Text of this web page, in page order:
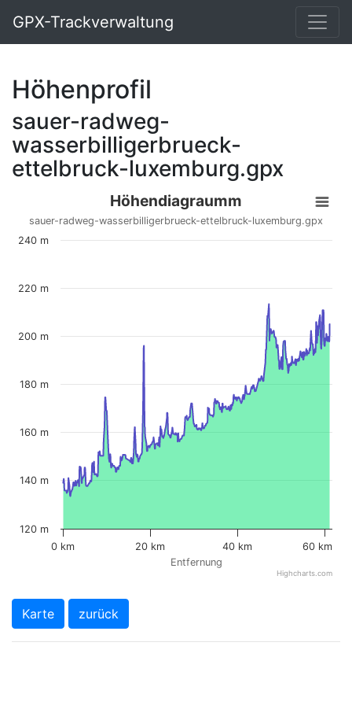
GPX-Trackverwaltung
Höhenprofil
sauer-radweg-
wasserbilligerbrueck-
ettelbruck-luxemburg.gpx
Entfernung
Höhendiagraumm
sauer-radweg-wasserbilligerbrueck-ettelbruck-luxemburg.gpx
0 km 20 km 40 km 60 km
120 m
140 m
160 m
180 m
200 m
220 m
240 m
Highcharts.com
Karte zurück